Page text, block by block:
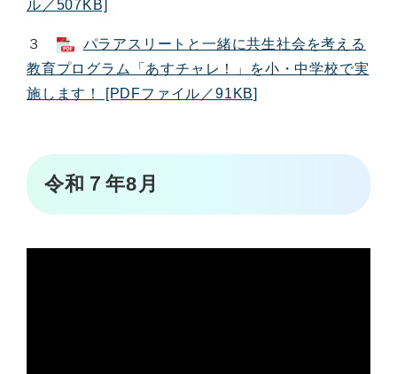
ル／507KB]
３
パラアスリートと一緒に共生社会を考える
教育プログラム「あすチャレ！」を小・中学校で実
施します！ [PDFファイル／91KB]
令和７年8月